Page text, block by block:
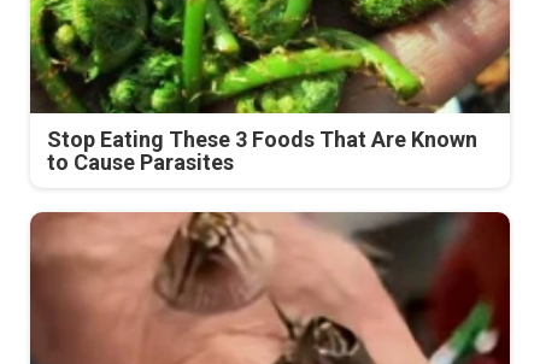
Stop Eating These 3 Foods That Are Known
to Cause Parasites